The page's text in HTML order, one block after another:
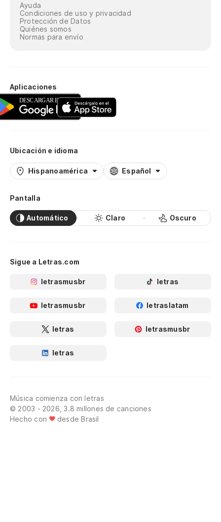
Ayuda
Condiciones de uso y privacidad
Protección de Datos
Quiénes somos
Normas para envío
Aplicaciones
Ubicación e idioma
Hispanoamérica Español
Pantalla
Automático Claro Oscuro
Sigue a Letras.com
letrasmusbr letras
letrasmusbr letraslatam
letras letrasmusbr
letras
Música comienza con letras
© 2003 - 2026, 3.8 millones de canciones
Hecho con
desde Brasil